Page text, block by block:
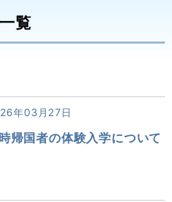
覧
年03月27日
帰国者の体験入学について